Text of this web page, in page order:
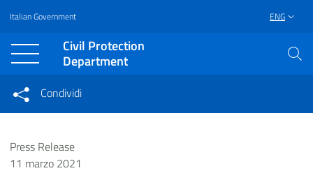
Vai al contenuto principale
Raggiungi il piè di pagina
Italian Government ENG
Civil Protection
Department
Condividi su Facebook
Condividi
Condividi sui social network
Press Release
11 marzo 2021